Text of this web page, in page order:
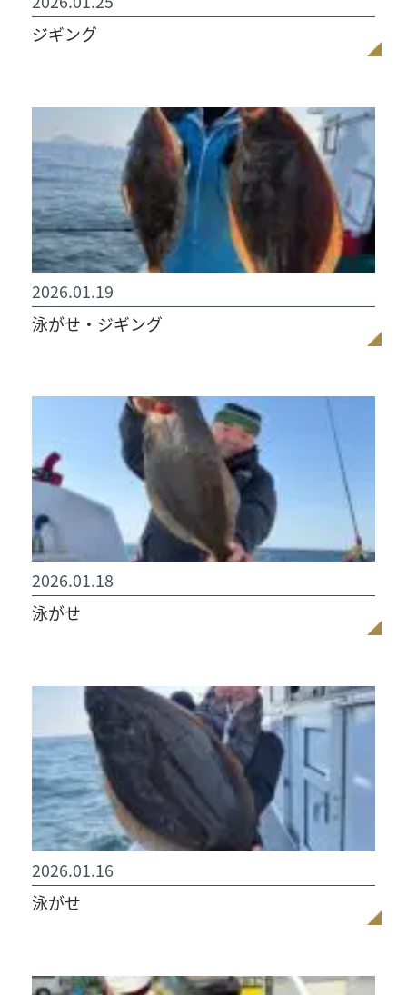
ジギング
2026.01.19
泳がせ・ジギング
2026.01.18
泳がせ
2026.01.16
泳がせ